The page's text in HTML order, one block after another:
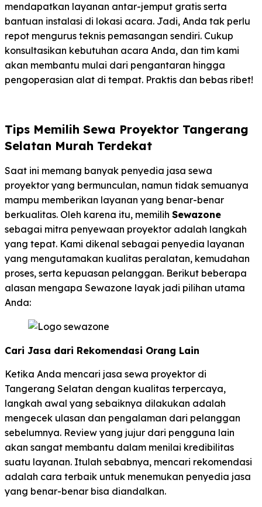
mendapatkan layanan antar-jemput gratis serta
bantuan instalasi di lokasi acara. Jadi, Anda tak perlu
repot mengurus teknis pemasangan sendiri. Cukup
konsultasikan kebutuhan acara Anda, dan tim kami
akan membantu mulai dari pengantaran hingga
pengoperasian alat di tempat. Praktis dan bebas ribet!
Tips Memilih Sewa Proyektor Tangerang
Selatan Murah Terdekat
Saat ini memang banyak penyedia jasa sewa
proyektor yang bermunculan, namun tidak semuanya
mampu memberikan layanan yang benar-benar
berkualitas. Oleh karena itu, memilih Sewazone
sebagai mitra penyewaan proyektor adalah langkah
yang tepat. Kami dikenal sebagai penyedia layanan
yang mengutamakan kualitas peralatan, kemudahan
proses, serta kepuasan pelanggan. Berikut beberapa
alasan mengapa Sewazone layak jadi pilihan utama
Anda:
Cari Jasa dari Rekomendasi Orang Lain
Ketika Anda mencari jasa sewa proyektor di
Tangerang Selatan dengan kualitas terpercaya,
langkah awal yang sebaiknya dilakukan adalah
mengecek ulasan dan pengalaman dari pelanggan
sebelumnya. Review yang jujur dari pengguna lain
akan sangat membantu dalam menilai kredibilitas
suatu layanan. Itulah sebabnya, mencari rekomendasi
adalah cara terbaik untuk menemukan penyedia jasa
yang benar-benar bisa diandalkan.